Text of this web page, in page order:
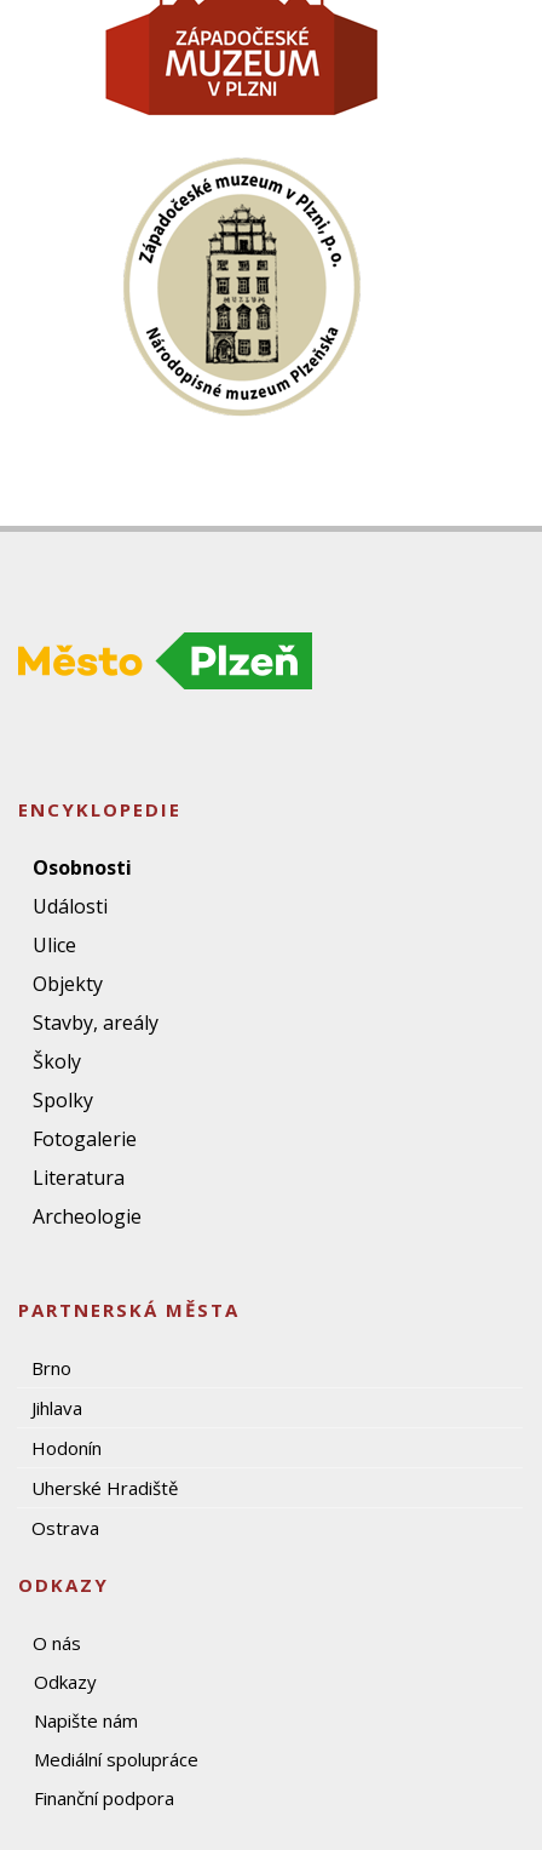
ENCYKLOPEDIE
Osobnosti
Události
Ulice
Objekty
Stavby, areály
Školy
Spolky
Fotogalerie
Literatura
Archeologie
PARTNERSKÁ MĚSTA
Brno
Jihlava
Hodonín
Uherské Hradiště
Ostrava
ODKAZY
O nás
Odkazy
Napište nám
Mediální spolupráce
Finanční podpora